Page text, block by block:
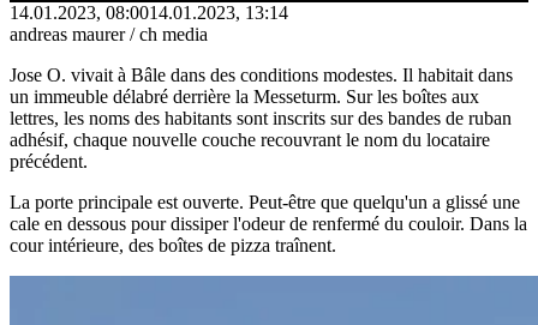
14.01.2023, 08:0014.01.2023, 13:14
andreas maurer / ch media
Jose O. vivait à Bâle dans des conditions modestes. Il habitait dans
un immeuble délabré derrière la Messeturm. Sur les boîtes aux
lettres, les noms des habitants sont inscrits sur des bandes de ruban
adhésif, chaque nouvelle couche recouvrant le nom du locataire
précédent.
La porte principale est ouverte. Peut-être que quelqu'un a glissé une
cale en dessous pour dissiper l'odeur de renfermé du couloir. Dans la
cour intérieure, des boîtes de pizza traînent.